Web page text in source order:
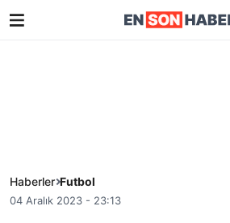
Haberler Futbol
04 Aralık 2023 - 23:13